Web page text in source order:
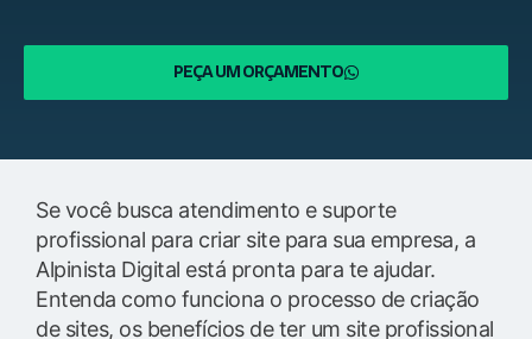
PEÇA UM ORÇAMENTO
Se você busca atendimento e suporte
profissional para criar site para sua empresa, a
Alpinista Digital está pronta para te ajudar.
Entenda como funciona o processo de criação
de sites, os benefícios de ter um site profissional